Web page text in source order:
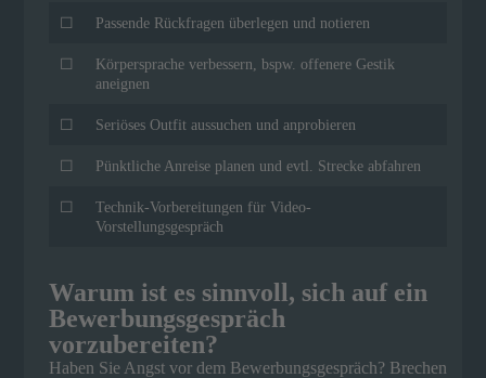
☐ Passende Rückfragen überlegen und notieren
☐
Körpersprache verbessern, bspw. offenere Gestik
aneignen
☐ Seriöses Outfit aussuchen und anprobieren
☐ Pünktliche Anreise planen und evtl. Strecke abfahren
☐
Technik-Vorbereitungen für Video-
Vorstellungsgespräch
Warum ist es sinnvoll, sich auf ein
Bewerbungsgespräch
vorzubereiten?
Haben Sie Angst vor dem Bewerbungsgespräch? Brechen